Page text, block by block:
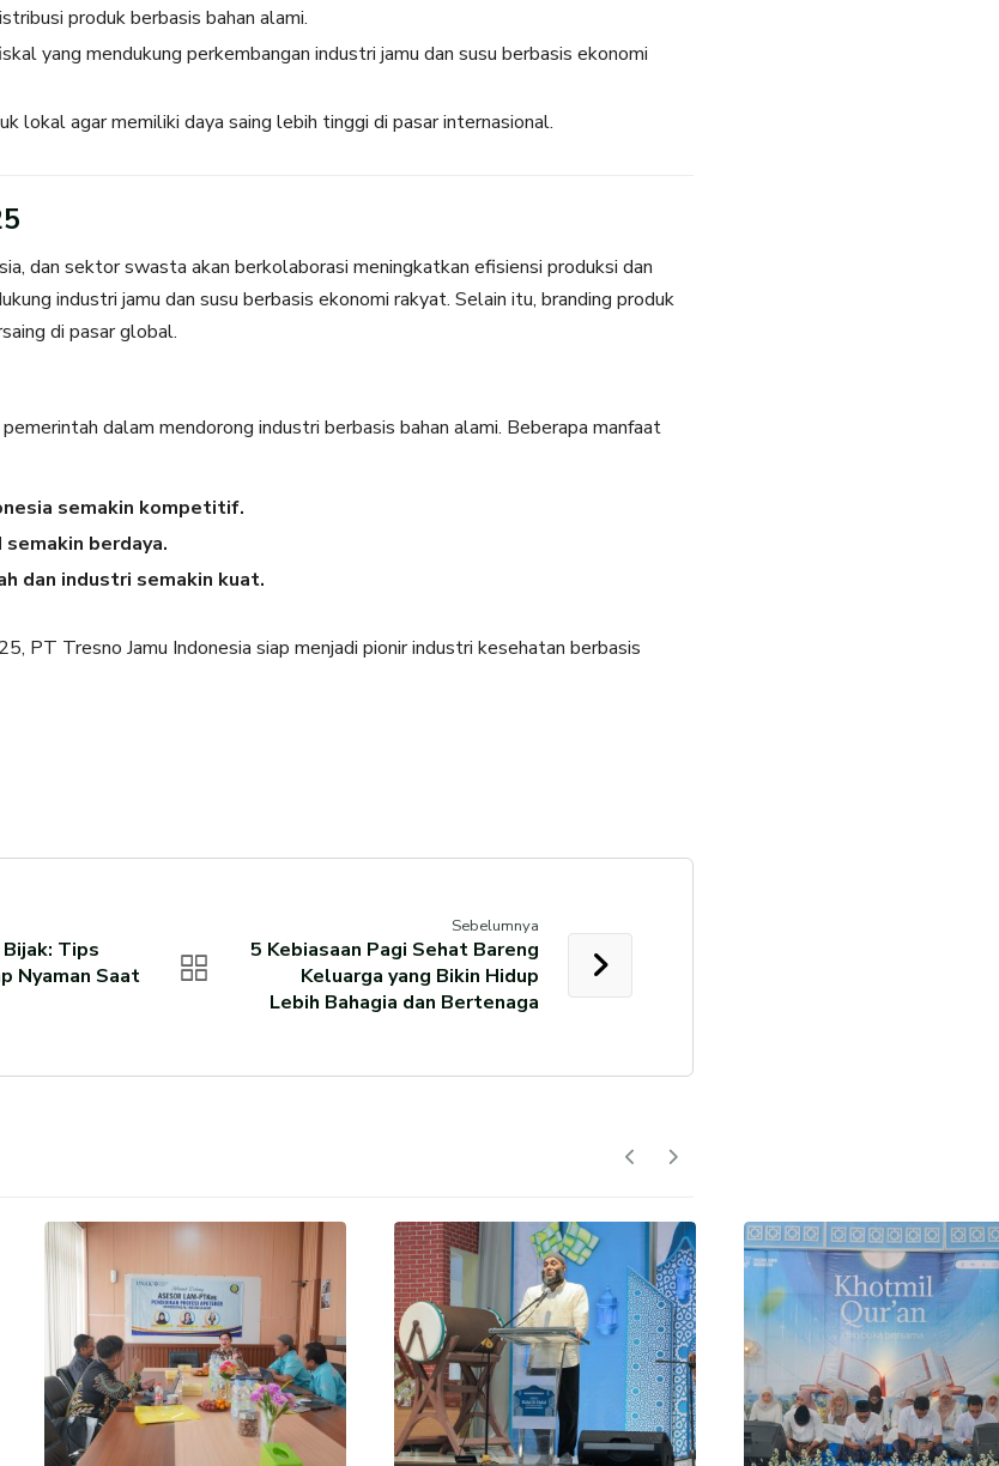
produk berbasis bahan alami.
yang mendukung perkembangan industri jamu dan susu berbasis ekonomi
lokal agar memiliki daya saing lebih tinggi di pasar internasional.
dan sektor swasta akan berkolaborasi meningkatkan efisiensi produksi dan
industri jamu dan susu berbasis ekonomi rakyat. Selain itu, branding produk
di pasar global.
dalam mendorong industri berbasis bahan alami. Beberapa manfaat
semakin kompetitif.
berdaya.
dan industri semakin kuat.
PT Tresno Jamu Indonesia siap menjadi pionir industri kesehatan berbasis
Tips
Nyaman Saat
Sebelumnya
5 Kebiasaan Pagi Sehat Bareng
Keluarga yang Bikin Hidup
Lebih Bahagia dan Bertenaga